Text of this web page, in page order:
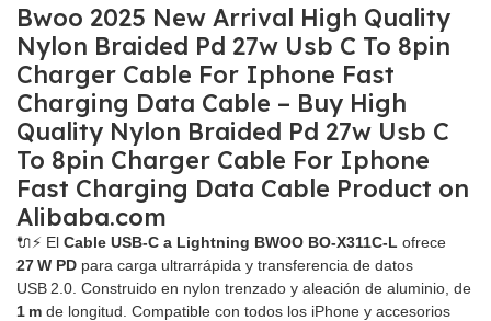
Bwoo 2025 New Arrival High Quality
Nylon Braided Pd 27w Usb C To 8pin
Charger Cable For Iphone Fast
Charging Data Cable – Buy High
Quality Nylon Braided Pd 27w Usb C
To 8pin Charger Cable For Iphone
Fast Charging Data Cable Product on
Alibaba.com
🔌⚡ El Cable USB-C a Lightning BWOO BO‑X311C‑L ofrece
27 W PD para carga ultrarrápida y transferencia de datos
USB 2.0. Construido en nylon trenzado y aleación de aluminio, de
1 m de longitud. Compatible con todos los iPhone y accesorios